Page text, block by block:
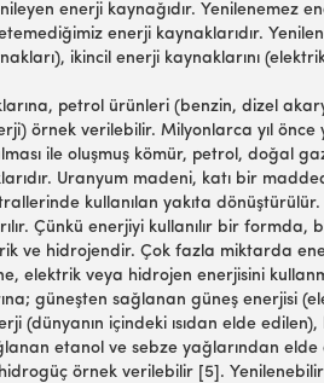
enerji kaynağıdır. Yenilenemez
enerji kaynaklarıdır.
ikincil enerji kaynaklarını
petrol ürünleri (benzin, dizel
örnek verilebilir. Milyonlarca yıl önce
ile oluşmuş kömür, petrol, doğal
Uranyum madeni, katı bir
kullanılan yakıta
Çünkü enerjiyi kullanılır bir
ve hidrojendir. Çok fazla miktarda
elektrik veya hidrojen enerjisini
güneşten sağlanan güneş enerjisi
(dünyanın içindeki ısıdan elde
etanol ve sebze yağlarından
örnek verilebilir [5]. Yenilenebilir